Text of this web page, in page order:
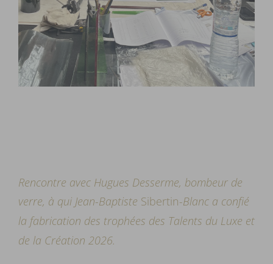
Rencontre avec Hugues Desserme, bombeur de
verre, à qui Jean-Baptiste Sibertin-Blanc a confié
la fabrication des trophées des Talents du Luxe et
de la Création 2026.